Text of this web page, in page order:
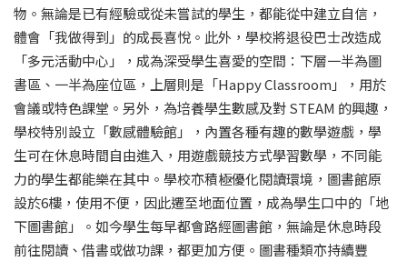
物。無論是已有經驗或從未嘗試的學生，都能從中建立自信，
體會「我做得到」的成長喜悅。此外，學校將退役巴士改造成
「多元活動中心」，成為深受學生喜愛的空間：下層一半為圖
書區、一半為座位區，上層則是「Happy Classroom」，用於
會議或特色課堂。另外，為培養學生數感及對 STEAM 的興趣，
學校特別設立「數感體驗館」，內置各種有趣的數學遊戲，學
生可在休息時間自由進入，用遊戲競技方式學習數學，不同能
力的學生都能樂在其中。學校亦積極優化閱讀環境，圖書館原
設於6樓，使用不便，因此遷至地面位置，成為學生口中的「地
下圖書館」。如今學生每早都會路經圖書館，無論是休息時段
前往閱讀、借書或做功課，都更加方便。圖書種類亦持續豐